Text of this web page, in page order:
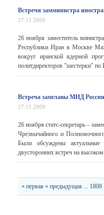
Встречи замминистра
27.11.2009
26 ноября заместитель
Республики Иран в Москве
вокруг иранской ядерной
политдиректоров "шестерки"
Встреча замглавы МИД
27.11.2009
26 ноября статс-секретарь –
Чрезвычайного и
Были обсуждены актуальные
двусторонних встреч на
« первая « предыдущая ... 1808